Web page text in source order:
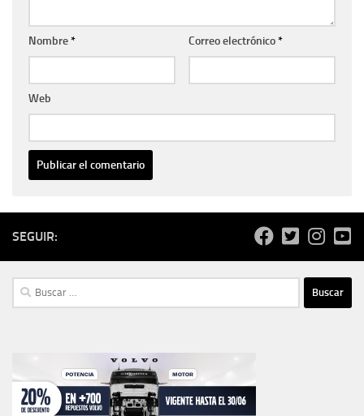
Nombre* Correo electrónico*
Web
SEGUIR:
Buscar: